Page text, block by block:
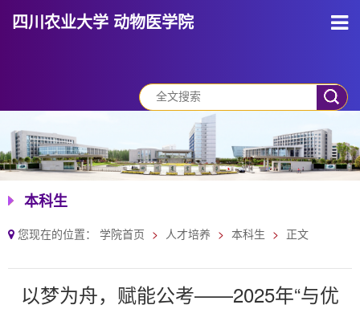
四川农业大学 动物医学院
本科生
您现在的位置： 学院首页 人才培养 本科生 正文
以梦为舟，赋能公考——2025年“与优